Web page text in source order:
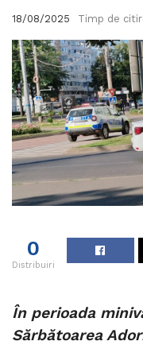
18/08/2025 Timp de
0
Distribuiri
În perioada
Sărbătoarea